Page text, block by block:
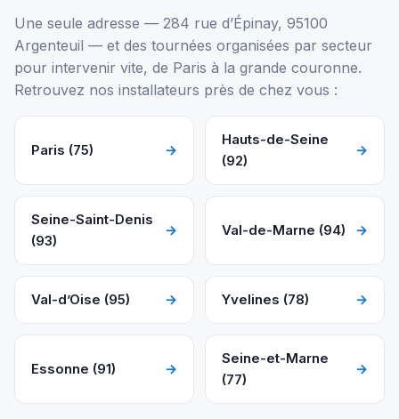
Une seule adresse — 284 rue d’Épinay, 95100
Argenteuil — et des tournées organisées par secteur
pour intervenir vite, de Paris à la grande couronne.
Retrouvez nos installateurs près de chez vous :
Paris (75) →
Hauts-de-Seine
(92)
→
Seine-Saint-Denis
(93)
→ Val-de-Marne (94) →
Val-d’Oise (95) → Yvelines (78) →
Essonne (91) →
Seine-et-Marne
(77)
→